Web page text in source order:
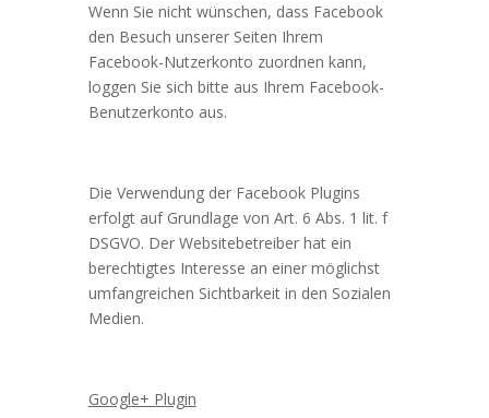
Wenn Sie nicht wünschen, dass Facebook
den Besuch unserer Seiten Ihrem
Facebook-Nutzerkonto zuordnen kann,
loggen Sie sich bitte aus Ihrem Facebook-
Benutzerkonto aus.
Die Verwendung der Facebook Plugins
erfolgt auf Grundlage von Art. 6 Abs. 1 lit. f
DSGVO. Der Websitebetreiber hat ein
berechtigtes Interesse an einer möglichst
umfangreichen Sichtbarkeit in den Sozialen
Medien.
Google+ Plugin